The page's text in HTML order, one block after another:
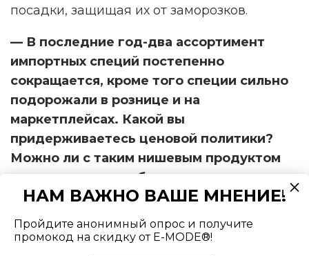
посадки, защищая их от заморозков.
— В последние год-два ассортимент
импортных специй постепенно
сокращается, кроме того специи сильно
подорожали в рознице и на
маркетплейсах. Какой вы
придерживаетесь ценовой политики?
Можно ли с таким нишевым продуктом
завоевать свою небольшую долю рынка,
где представлены в основном крупные
поставщики?
— Ценовая политика, конечно, зависит от
НАМ ВАЖНО ВАШЕ МНЕНИЕ!
Пройдите анонимный опрос и получите
промокод на скидку от E-MODE®!